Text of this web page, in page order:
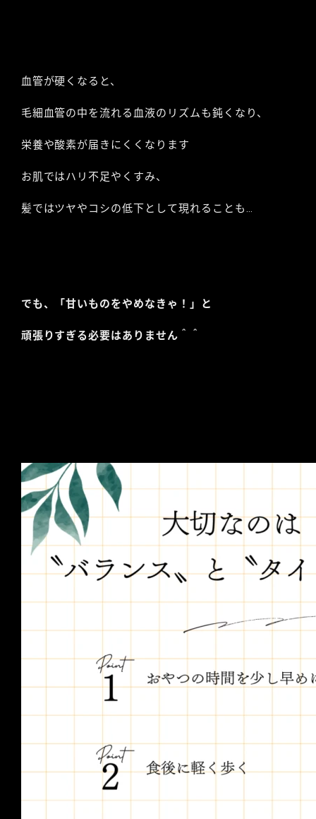
血管が硬くなると、
毛細血管の中を流れる血液のリズムも鈍くなり、
栄養や酸素が届きにくくなります
お肌ではハリ不足やくすみ、
髪ではツヤやコシの低下として現れることも…
でも、「甘いものをやめなきゃ！」と
頑張りすぎる必要はありません＾＾